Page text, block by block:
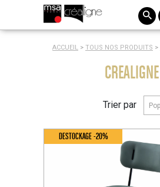
ACCUEIL > TOUS NOS PRODUITS >
CREALIGNE
Trier par
DESTOCKAGE -20%